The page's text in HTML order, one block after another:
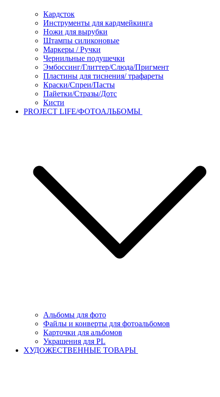
Кардсток
Инструменты для кардмейкинга
Ножи для вырубки
Штампы силиконовые
Маркеры / Ручки
Чернильные подушечки
Эмбоссинг/Глиттер/Слюда/Пригмент
Пластины для тиснения/ трафареты
Краски/Спреи/Пасты
Пайетки/Стразы/Дотс
Кисти
PROJECT LIFE/ФОТОАЛЬБОМЫ
Альбомы для фото
Файлы и конверты для фотоальбомов
Карточки для альбомов
Украшения для PL
ХУДОЖЕСТВЕННЫЕ ТОВАРЫ